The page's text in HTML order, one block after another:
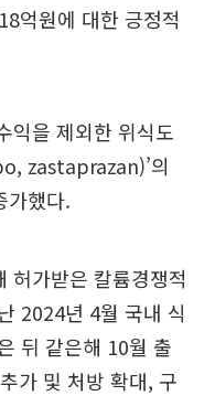
억원에 대한 긍정적
익을 제외한 위식도
zastaprazan)’의
가했다.
허가받은 칼륨경쟁적
2024년 4월 국내 식
뒤 같은해 10월 출
가 및 처방 확대, 구